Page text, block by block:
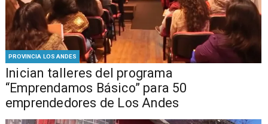
PROVINCIA LOS ANDES
Inician talleres del programa
“Emprendamos Básico” para 50
emprendedores de Los Andes